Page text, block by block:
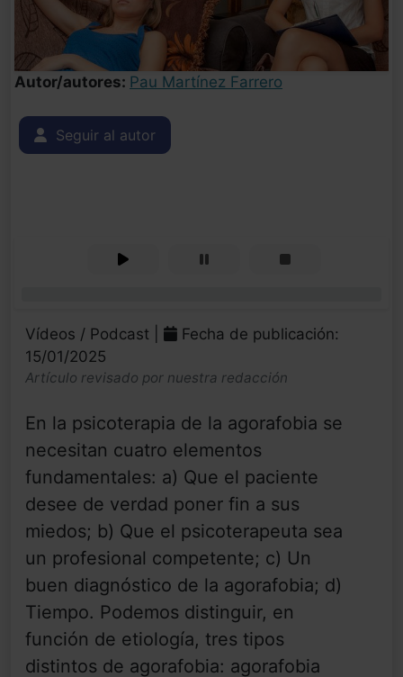
Autor/autores: Pau Martínez Farrero
Seguir al autor
Vídeos / Podcast |
Fecha de publicación:
15/01/2025
Artículo revisado por nuestra redacción
En la psicoterapia de la agorafobia se
necesitan cuatro elementos
fundamentales: a) Que el paciente
desee de verdad poner fin a sus
miedos; b) Que el psicoterapeuta sea
un profesional competente; c) Un
buen diagnóstico de la agorafobia; d)
Tiempo. Podemos distinguir, en
función de etiología, tres tipos
distintos de agorafobia: agorafobia